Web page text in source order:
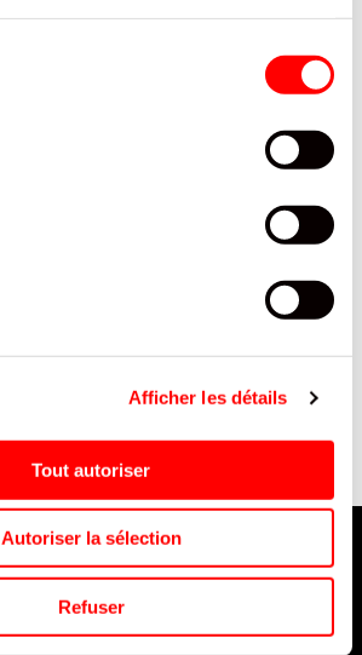
Afficher les détails
Tout autoriser
Autoriser la sélection
Refuser